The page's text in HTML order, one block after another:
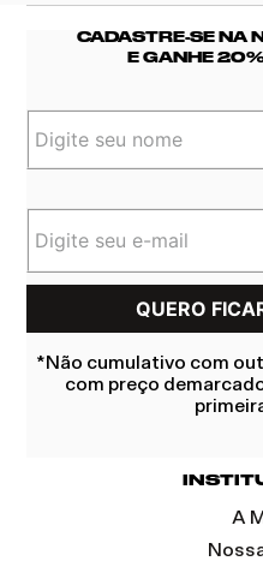
CADASTRE-SE NA
E GANHE
*Não cumulativo com
com preço
A